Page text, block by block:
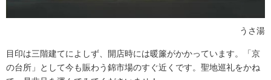
うさ湯
目印は三階建てによしず、開店時には暖簾がかかっています。「京
の台所」として今も賑わう錦市場のすぐ近くです。聖地巡礼をかね